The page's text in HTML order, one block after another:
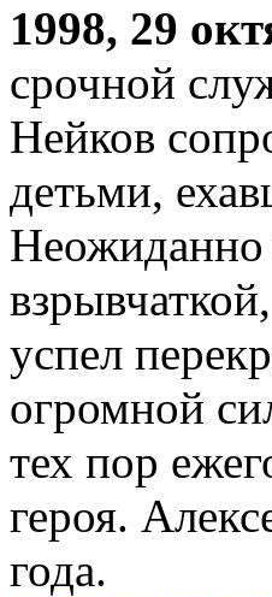
1998, 29
срочной
Нейков
детьми,
Неожиданно
успел
огромной
тех пор
героя.
года.